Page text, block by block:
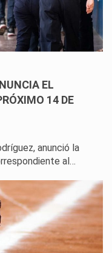
EL
14 DE
anunció la
al…